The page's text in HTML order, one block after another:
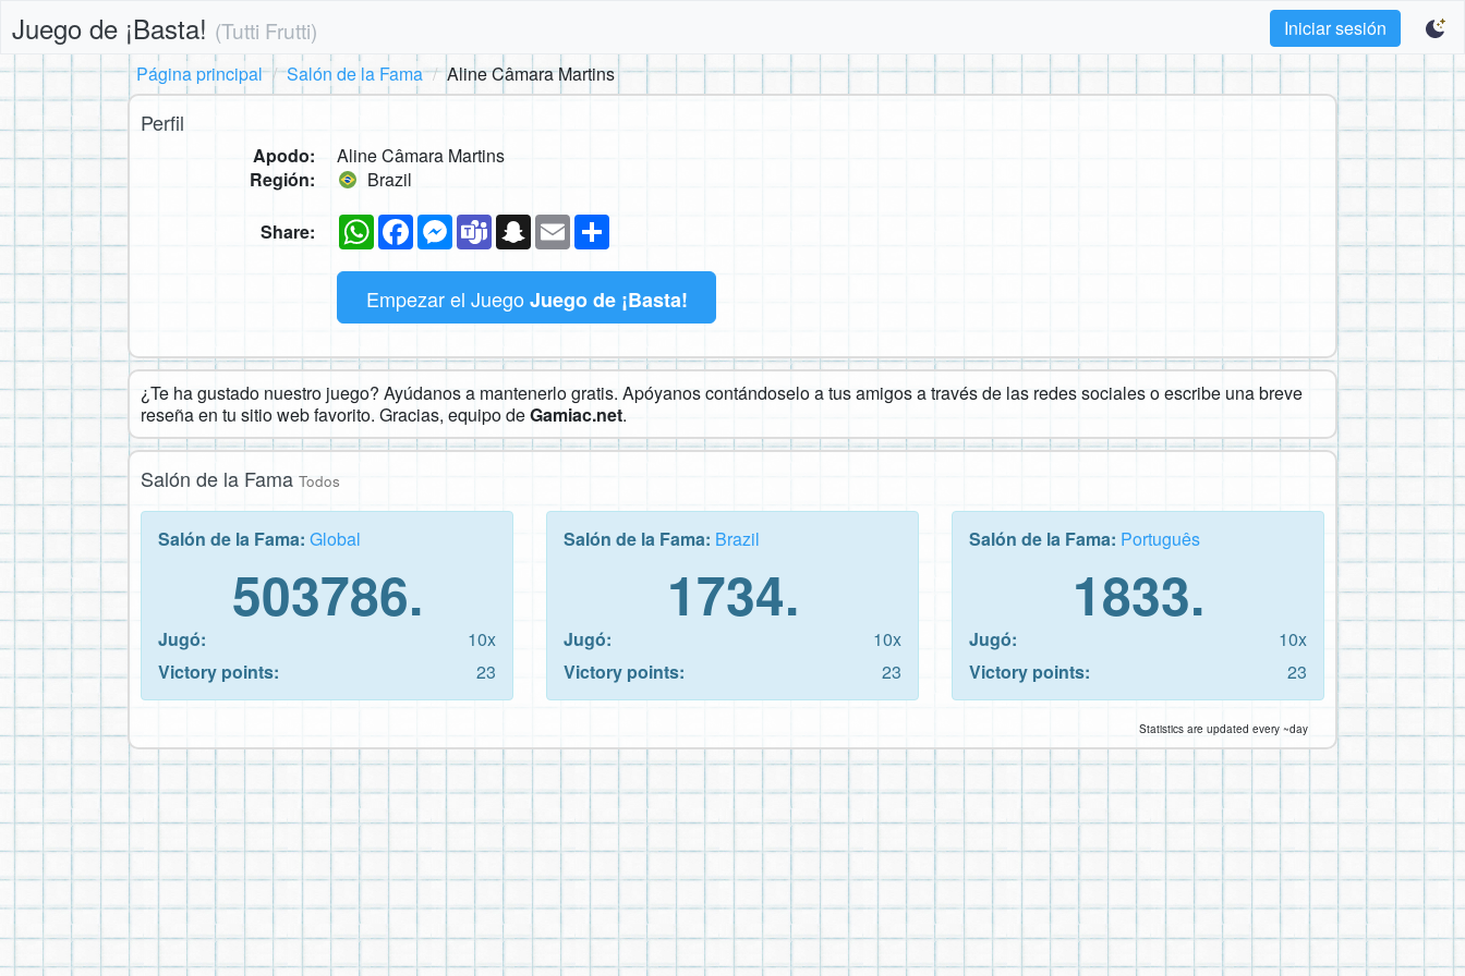
Juego de ¡Basta! (Tutti Frutti)
Iniciar sesión
Página principal
Salón de la Fama Aline Câmara Martins
Perfil
Apodo:
Aline Câmara Martins
Región:
Brazil
Share: WhatsAppFacebookMessenger
TeamsSnapchat
Email
Empezar el Juego Juego de ¡Basta!
¿Te ha gustado nuestro juego? Ayúdanos a mantenerlo gratis. Apóyanos contándoselo a tus amigos a través de las redes sociales o escribe una breve
reseña en tu sitio web favorito. Gracias, equipo deGamiac.net.
Salón de la Fama Todos
Salón de la Fama: Global
503786.
Jugó:
10x
Victory points:
23
Salón de la Fama: Brazil
1734.
Jugó:
10x
Victory points:
23
Salón de la Fama: Português
1833.
Jugó:
10x
Victory points:
23
Statistics are updated every ~day